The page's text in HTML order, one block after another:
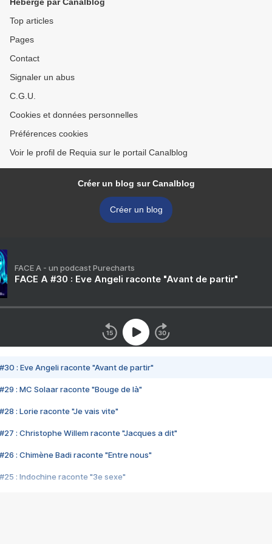
Top articles
Pages
Contact
Signaler un abus
C.G.U.
Cookies et données personnelles
Préférences cookies
Voir le profil de Requia sur le portail Canalblog
Créer un blog sur Canalblog
Créer un blog
FACE A - un podcast Purecharts
FACE A #30 : Eve Angeli raconte "Avant de partir"
#30 : Eve Angeli raconte "Avant de partir"
#29 : MC Solaar raconte "Bouge de là"
#28 : Lorie raconte "Je vais vite"
#27 : Christophe Willem raconte "Jacques a dit"
#26 : Chimène Badi raconte "Entre nous"
#25 : Indochine raconte "3e sexe"